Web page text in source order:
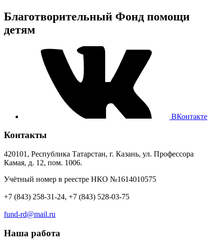
Благотворительный Фонд помощи
детям
ВКонтакте
Контакты
420101, Республика Татарстан, г. Казань, ул. Профессора
Камая, д. 12, пом. 1006.
Учётный номер в реестре НКО №1614010575
+7 (843) 258-31-24, +7 (843) 528-03-75
fund-rd@mail.ru
Наша работа